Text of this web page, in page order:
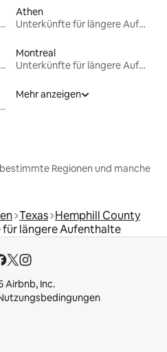
Aufenthalte
Athen
Unterkünfte für längere Aufenthalte
Aufenthalte
Montreal
Unterkünfte für längere Aufenthalte
Aufenthalte
Mehr anzeigen
Regionen und manche
Texas Hemphill County
längere Aufenthalte
Airbnb, Inc.